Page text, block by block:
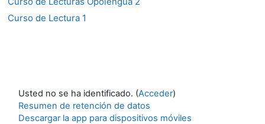
Curso de Lectura 1
Usted no se ha identificado. (Acceder)
Resumen de retención de datos
Descargar la app para dispositivos móviles